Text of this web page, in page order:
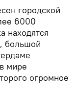
городской
6000
находятся
большой
мире
огромное